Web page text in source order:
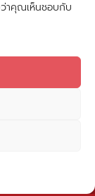
าคุณเห็นชอบกับ
OPEN